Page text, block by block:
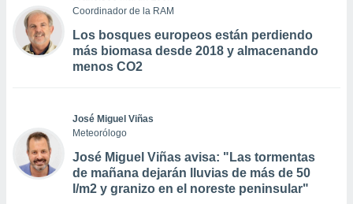
Coordinador de la RAM
Los bosques europeos están perdiendo
más biomasa desde 2018 y almacenando
menos CO2
José Miguel Viñas
Meteorólogo
José Miguel Viñas avisa: "Las tormentas
de mañana dejarán lluvias de más de 50
l/m2 y granizo en el noreste peninsular"